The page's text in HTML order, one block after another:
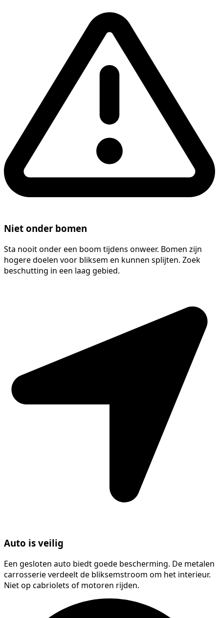
Niet onder bomen
Sta nooit onder een boom tijdens onweer. Bomen zijn
hogere doelen voor bliksem en kunnen splijten. Zoek
beschutting in een laag gebied.
Auto is veilig
Een gesloten auto biedt goede bescherming. De metalen
carrosserie verdeelt de bliksemstroom om het interieur.
Niet op cabriolets of motoren rijden.